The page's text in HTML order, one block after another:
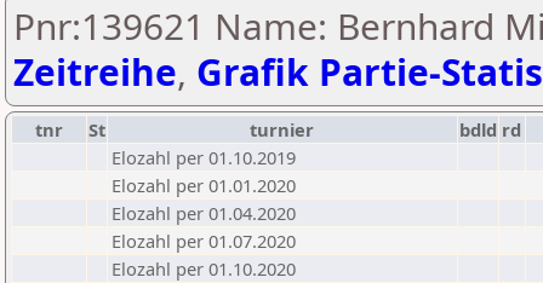
Pnr:139621 Name: Bernhard
Zeitreihe, Grafik Partie-
tnr St turnier bdld rd
Elozahl per 01.10.2019
Elozahl per 01.01.2020
Elozahl per 01.04.2020
Elozahl per 01.07.2020
Elozahl per 01.10.2020